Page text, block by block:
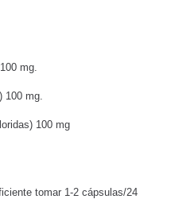
mg.
100 mg.
100 mg
tomar 1-2 cápsulas/24